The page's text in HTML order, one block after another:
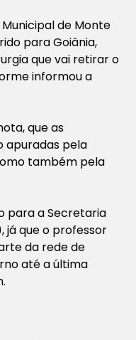
de Monte
para Goiânia,
que vai retirar o
informou a
que as
apuradas pela
também pela
para a Secretaria
já que o professor
da rede de
até a última